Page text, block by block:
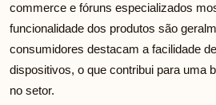
commerce e fóruns especializados
funcionalidade dos produtos são
consumidores destacam a facilidade
dispositivos, o que contribui para uma
no setor.